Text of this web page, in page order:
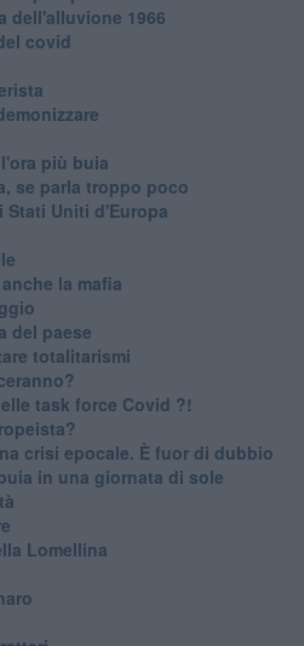
dell'alluvione 1966
covid
più buia
se parla troppo poco
Stati Uniti d'Europa
la mafia
del paese
totalitarismi
task force Covid ?!
crisi epocale. È fuor di dubbio
in una giornata di sole
Lomellina